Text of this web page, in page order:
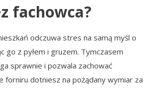
fachowca?
odczuwa stres na samą myśl o
go z pyłem i gruzem. Tymczasem
sprawnie i pozwala zachować
forniru dotniesz na pożądany wymiar za